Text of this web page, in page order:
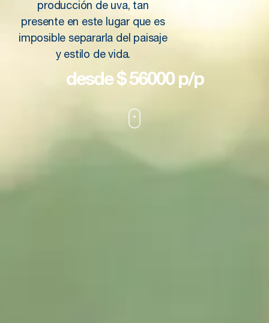
producción de uva, tan
presente en este lugar que es
imposible separarla del paisaje
y estilo de vida.
desde $ 56000 p/p